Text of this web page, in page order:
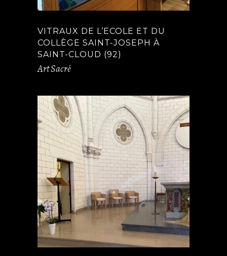
VITRAUX DE L’ECOLE ET DU
COLLÈGE SAINT-JOSEPH À
SAINT-CLOUD (92)
Art Sacré